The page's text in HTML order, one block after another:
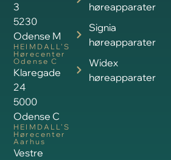
3
5230
Odense M
HEIMDALL’S
Hørecenter
Odense C
Klaregade
24
5000
Odense C
HEIMDALL’S
Hørecenter
Aarhus
Vestre
høreapparater
Signia
høreapparater
Widex
høreapparater